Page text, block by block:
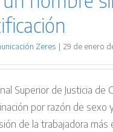
Zeres | 29 de enero
Superior de Justicia de
por razón de sexo
de la trabajadora más